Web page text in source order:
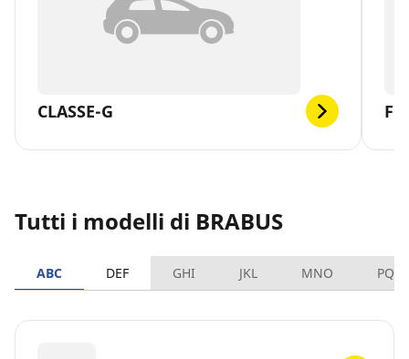
CLASSE-G
Tutti i modelli di BRABUS
ABC DEF GHI JKL MNO PQRS